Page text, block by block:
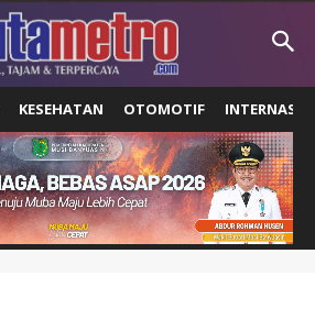
KESEHATAN OTOMOTIF